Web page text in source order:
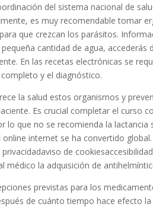
del sistema nacional de
es muy recomendable tomar
que crezcan los parásitos.
cantidad de agua,
En las recetas electrónicas se
y el diagnóstico.
la salud estos organismos y
Es crucial completar el curso
lo que no se recomienda la
online internet se ha convertido
privacidadaviso de
médico la adquisición de
previstas para los
de cuánto tiempo hace efecto